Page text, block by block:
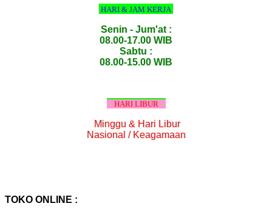
HARI & JAM KERJA
Senin - Jum'at :
08.00-17.00 WIB
Sabtu :
08.00-15.00 WIB
HARI LIBUR
Minggu & Hari Libur
Nasional / Keagamaan
TOKO ONLINE :